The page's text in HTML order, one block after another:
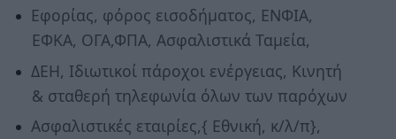
Εφορίας, φόρος εισοδήματος, ΕΝΦΙΑ,
ΕΦΚΑ, ΟΓΑ,ΦΠΑ, Ασφαλιστικά Ταμεία,
ΔΕΗ, Ιδιωτικοί πάροχοι ενέργειας, Κινητή
& σταθερή τηλεφωνία όλων των παρόχων
Ασφαλιστικές εταιρίες,{ Εθνική, κ/λ/π},